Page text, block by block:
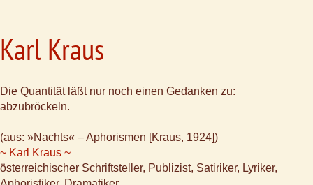
Karl Kraus
Die Quantität läßt nur noch einen Gedanken zu:
abzubröckeln.
(aus: »Nachts« – Aphorismen [Kraus, 1924])
~ Karl Kraus ~
österreichischer Schriftsteller, Publizist, Satiriker, Lyriker,